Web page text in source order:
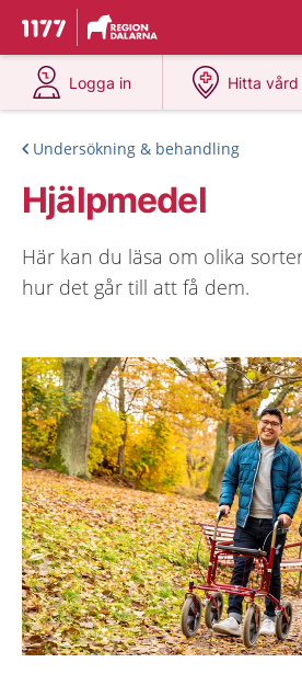
Till startsidan för 1177
Du har valt region
Logga in
på 1177.se
Hitta vård
på
Undersökning & behandling
Hjälpmedel
Här kan du läsa om olika
hur det går till att få dem.